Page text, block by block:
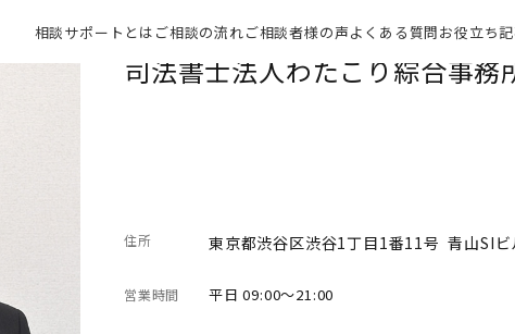
相談サポートとは ご相談の流れご相談者様の声よくある質問お役立ち
司法書士法人わたこり綜合事務
住所 東京都渋谷区渋谷1丁目1番11号 青山SIビ
営業時間 平日 09:00～21:00